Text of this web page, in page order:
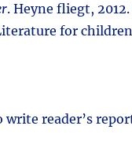
. Heyne fliegt,
for
write reader’s